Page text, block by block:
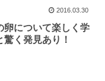
2016.03.30
卵について楽しく学
く発見あり！